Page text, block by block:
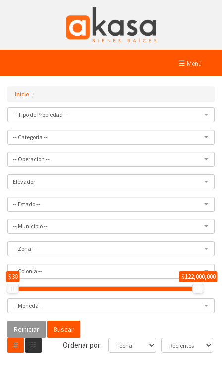
☰ Menú
Inicio
-- Tipo de Propiedad --
-- Categoría --
-- Operación --
Elevador
-- Estado --
-- Municipio --
-- Zona --
-- Colonia --
$30 $122,000,000
-- Moneda --
Buscar
☰ ☷ Ordenar por: